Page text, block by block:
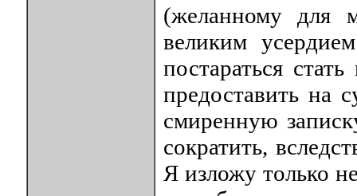
(желанному для
великим
постараться
предоставить на
смиренную
сократить,
Я изложу только